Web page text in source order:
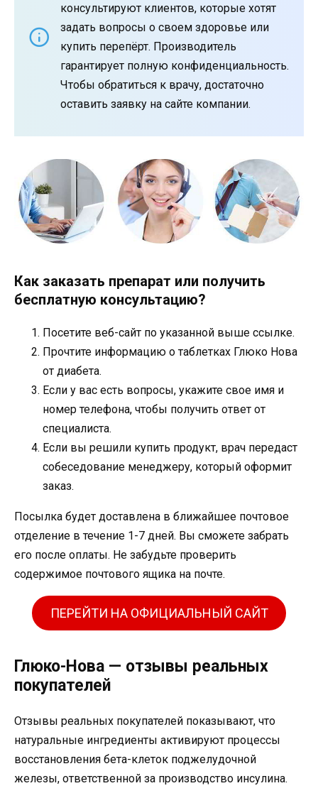
консультируют клиентов, которые хотят
задать вопросы о своем здоровье или
купить перепёрт. Производитель
гарантирует полную конфиденциальность.
Чтобы обратиться к врачу, достаточно
оставить заявку на сайте компании.
Как заказать препарат или получить
бесплатную консультацию?
Посетите веб-сайт по указанной выше ссылке.
Прочтите информацию о таблетках Глюко Нова
от диабета.
Если у вас есть вопросы, укажите свое имя и
номер телефона, чтобы получить ответ от
специалиста.
Если вы решили купить продукт, врач передаст
собеседование менеджеру, который оформит
заказ.
Посылка будет доставлена ​​в ближайшее почтовое
отделение в течение 1-7 дней. Вы сможете забрать
его после оплаты. Не забудьте проверить
содержимое почтового ящика на почте.
ПЕРЕЙТИ НА ОФИЦИАЛЬНЫЙ САЙТ
Глюко-Нова — отзывы реальных
покупателей
Отзывы реальных покупателей показывают, что
натуральные ингредиенты активируют процессы
восстановления бета-клеток поджелудочной
железы, ответственной за производство инсулина.